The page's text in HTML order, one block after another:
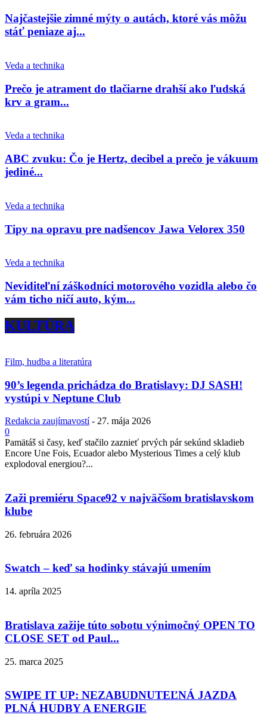
Najčastejšie zimné mýty o autách, ktoré vás môžu
stáť peniaze aj...
Veda a technika
Prečo je atrament do tlačiarne drahší ako ľudská
krv a gram...
Veda a technika
ABC zvuku: Čo je Hertz, decibel a prečo je vákuum
jediné...
Veda a technika
Tipy na opravu pre nadšencov Jawa Velorex 350
Veda a technika
Neviditeľní záškodníci motorového vozidla alebo čo
vám ticho ničí auto, kým...
KULTÚRA
Film, hudba a literatúra
90’s legenda prichádza do Bratislavy: DJ SASH!
vystúpi v Neptune Club
Redakcia zaujímavostí - 27. mája 2026
0
Pamätáš si časy, keď stačilo zaznieť prvých pár sekúnd skladieb
Encore Une Fois, Ecuador alebo Mysterious Times a celý klub
explodoval energiou?...
Zaži premiéru Space92 v najväčšom bratislavskom
klube
26. februára 2026
Swatch – keď sa hodinky stávajú umením
14. apríla 2025
Bratislava zažije túto sobotu výnimočný OPEN TO
CLOSE SET od Paul...
25. marca 2025
SWIPE IT UP: NEZABUDNUTEĽNÁ JAZDA
PLNÁ HUDBY A ENERGIE